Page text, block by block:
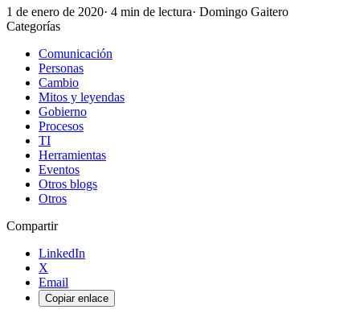
1 de enero de 2020· 4 min de lectura· Domingo Gaitero
Categorías
Comunicación
Personas
Cambio
Mitos y leyendas
Gobierno
Procesos
TI
Herramientas
Eventos
Otros blogs
Otros
Compartir
LinkedIn
X
Email
Copiar enlace